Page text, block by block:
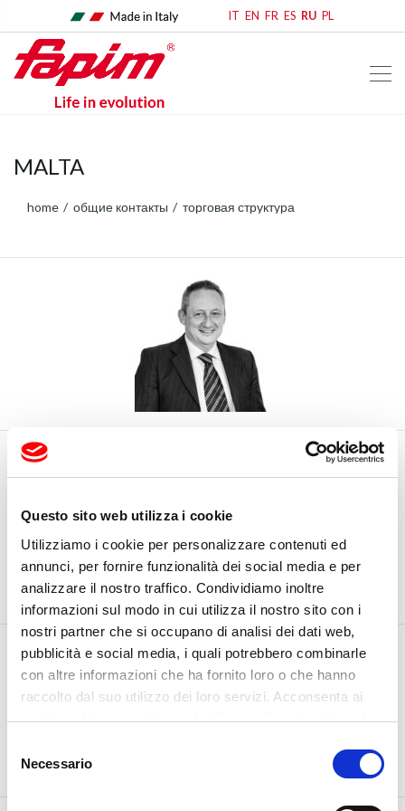
Questo sito web utilizza i cookie
Utilizziamo i cookie per personalizzare contenuti ed
annunci, per fornire funzionalità dei social media e per
analizzare il nostro traffico. Condividiamo inoltre
informazioni sul modo in cui utilizza il nostro sito con i
nostri partner che si occupano di analisi dei dati web,
pubblicità e social media, i quali potrebbero combinarle
con altre informazioni che ha fornito loro o che hanno
raccolto dal suo utilizzo dei loro servizi. Acconsenta ai
nostri cookie se continua ad utilizzare il nostro sito web.
delNecessario
IT EN FR ES RU PL
MALTA
home общие контакты торговая структура
AREA MANAGER
T +39 348 3705012
F +39 0583 25291
stefano.staccioli@fapim.it